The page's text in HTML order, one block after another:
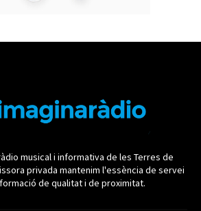
musical i informativa de les Terres de
privada mantenim l'essència de servei
de qualitat i de proximitat.